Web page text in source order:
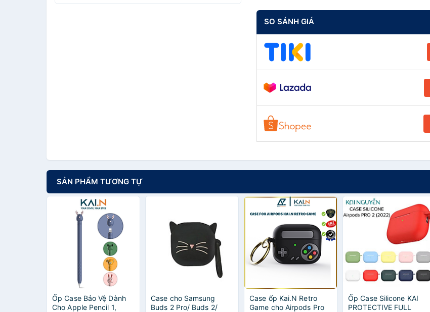
SO SÁNH GIÁ
SẢN PHẨM TƯƠNG TỰ
Ốp Case Bảo Vệ Dành
Cho Apple Pencil 1,
Case cho Samsung
Buds 2 Pro/ Buds 2/
Case ốp Kai.N Retro
Game cho Airpods Pro
Ốp Case Silicone KAI
PROTECTIVE FULL